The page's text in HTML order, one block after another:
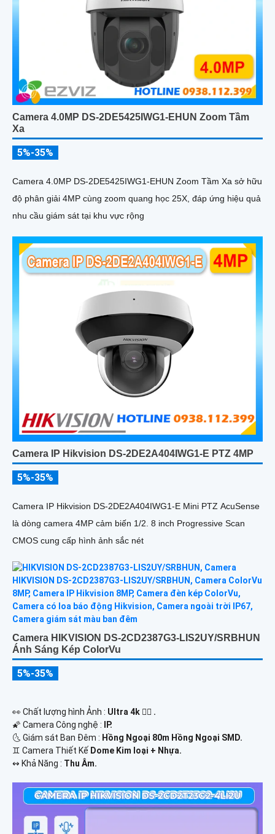
Camera 4.0MP DS-2DE5425IWG1-EHUN Zoom Tầm
Xa
5%-35%
Camera 4.0MP DS-2DE5425IWG1-EHUN Zoom Tầm Xa sở hữu
độ phân giải 4MP cùng zoom quang học 25X, đáp ứng hiệu quả
nhu cầu giám sát tại khu vực rộng
Camera IP Hikvision DS-2DE2A404IWG1-E PTZ 4MP
5%-35%
Camera IP Hikvision DS-2DE2A404IWG1-E Mini PTZ AcuSense
là dòng camera 4MP cảm biến 1/2. 8 inch Progressive Scan
CMOS cung cấp hình ảnh sắc nét
Camera HIKVISION DS-2CD2387G3-LIS2UY/SRBHUN
Ánh Sáng Kép ColorVu
5%-35%
️👀 Chất lượng hình Ảnh : Ultra 4k 👍🏾 .
🌠 Camera Công nghệ :
IP.
🌜 Giám sát Ban Đêm : Hồng Ngoại 80m Hồng Ngoại SMD.
♊ Camera Thiết Kế Dome Kim loại + Nhựa.
️↭ Khả Năng : Thu Âm.